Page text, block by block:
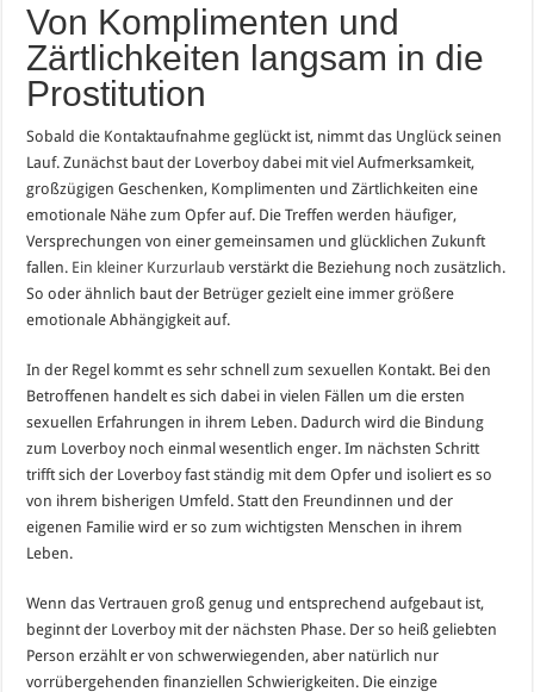
Von Komplimenten und
Zärtlichkeiten langsam in die
Prostitution
Sobald die Kontaktaufnahme geglückt ist, nimmt das Unglück seinen
Lauf. Zunächst baut der Loverboy dabei mit viel Aufmerksamkeit,
großzügigen Geschenken, Komplimenten und Zärtlichkeiten eine
emotionale Nähe zum Opfer auf. Die Treffen werden häufiger,
Versprechungen von einer gemeinsamen und glücklichen Zukunft
fallen. Ein kleiner Kurzurlaub verstärkt die Beziehung noch zusätzlich.
So oder ähnlich baut der Betrüger gezielt eine immer größere
emotionale Abhängigkeit auf.
In der Regel kommt es sehr schnell zum sexuellen Kontakt. Bei den
Betroffenen handelt es sich dabei in vielen Fällen um die ersten
sexuellen Erfahrungen in ihrem Leben. Dadurch wird die Bindung
zum Loverboy noch einmal wesentlich enger. Im nächsten Schritt
trifft sich der Loverboy fast ständig mit dem Opfer und isoliert es so
von ihrem bisherigen Umfeld. Statt den Freundinnen und der
eigenen Familie wird er so zum wichtigsten Menschen in ihrem
Leben.
Wenn das Vertrauen groß genug und entsprechend aufgebaut ist,
beginnt der Loverboy mit der nächsten Phase. Der so heiß geliebten
Person erzählt er von schwerwiegenden, aber natürlich nur
vorrübergehenden finanziellen Schwierigkeiten. Die einzige